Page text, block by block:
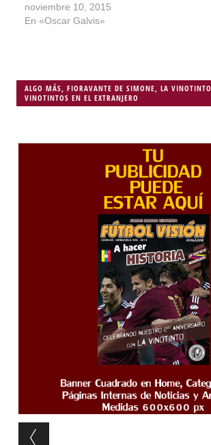
noviembre 10, 2015
En «Oscar Galvis»
ALGO MÁS, FIORAVANTE DE SIMONE, LA VINOTINTO
VINOTINTOS EN EL EXTRANJERO
Post navigation